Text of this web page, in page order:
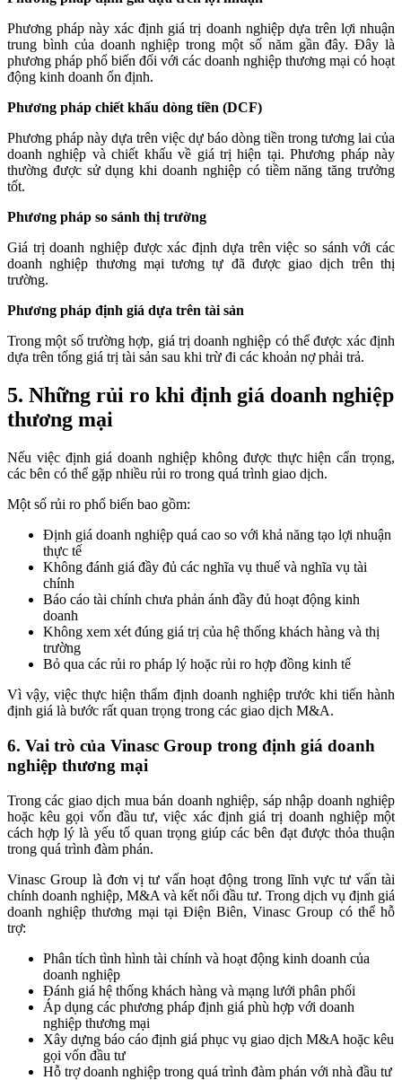
Phương pháp này xác định giá trị doanh nghiệp dựa trên lợi nhuận
trung bình của doanh nghiệp trong một số năm gần đây. Đây là
phương pháp phổ biến đối với các doanh nghiệp thương mại có hoạt
động kinh doanh ổn định.
Phương pháp chiết khấu dòng tiền (DCF)
Phương pháp này dựa trên việc dự báo dòng tiền trong tương lai của
doanh nghiệp và chiết khấu về giá trị hiện tại. Phương pháp này
thường được sử dụng khi doanh nghiệp có tiềm năng tăng trưởng
tốt.
Phương pháp so sánh thị trường
Giá trị doanh nghiệp được xác định dựa trên việc so sánh với các
doanh nghiệp thương mại tương tự đã được giao dịch trên thị
trường.
Phương pháp định giá dựa trên tài sản
Trong một số trường hợp, giá trị doanh nghiệp có thể được xác định
dựa trên tổng giá trị tài sản sau khi trừ đi các khoản nợ phải trả.
5. Những rủi ro khi định giá doanh nghiệp
thương mại
Nếu việc định giá doanh nghiệp không được thực hiện cẩn trọng,
các bên có thể gặp nhiều rủi ro trong quá trình giao dịch.
Một số rủi ro phổ biến bao gồm:
Định giá doanh nghiệp quá cao so với khả năng tạo lợi nhuận
thực tế
Không đánh giá đầy đủ các nghĩa vụ thuế và nghĩa vụ tài
chính
Báo cáo tài chính chưa phản ánh đầy đủ hoạt động kinh
doanh
Không xem xét đúng giá trị của hệ thống khách hàng và thị
trường
Bỏ qua các rủi ro pháp lý hoặc rủi ro hợp đồng kinh tế
Vì vậy, việc thực hiện thẩm định doanh nghiệp trước khi tiến hành
định giá là bước rất quan trọng trong các giao dịch M&A.
6. Vai trò của Vinasc Group trong định giá doanh
nghiệp thương mại
Trong các giao dịch mua bán doanh nghiệp, sáp nhập doanh nghiệp
hoặc kêu gọi vốn đầu tư, việc xác định giá trị doanh nghiệp một
cách hợp lý là yếu tố quan trọng giúp các bên đạt được thỏa thuận
trong quá trình đàm phán.
Vinasc Group là đơn vị tư vấn hoạt động trong lĩnh vực tư vấn tài
chính doanh nghiệp, M&A và kết nối đầu tư. Trong dịch vụ định giá
doanh nghiệp thương mại tại Điện Biên, Vinasc Group có thể hỗ
trợ:
Phân tích tình hình tài chính và hoạt động kinh doanh của
doanh nghiệp
Đánh giá hệ thống khách hàng và mạng lưới phân phối
Áp dụng các phương pháp định giá phù hợp với doanh
nghiệp thương mại
Xây dựng báo cáo định giá phục vụ giao dịch M&A hoặc kêu
gọi vốn đầu tư
Hỗ trợ doanh nghiệp trong quá trình đàm phán với nhà đầu tư